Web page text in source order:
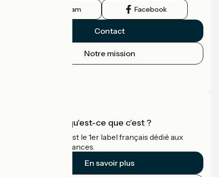
Instagram Facebook
Contact
Notre mission
Accueil Vélo qu'est-ce que c'est ?
Accueil Vélo c'est le 1er label français dédié aux
cyclistes en vacances.
En savoir plus